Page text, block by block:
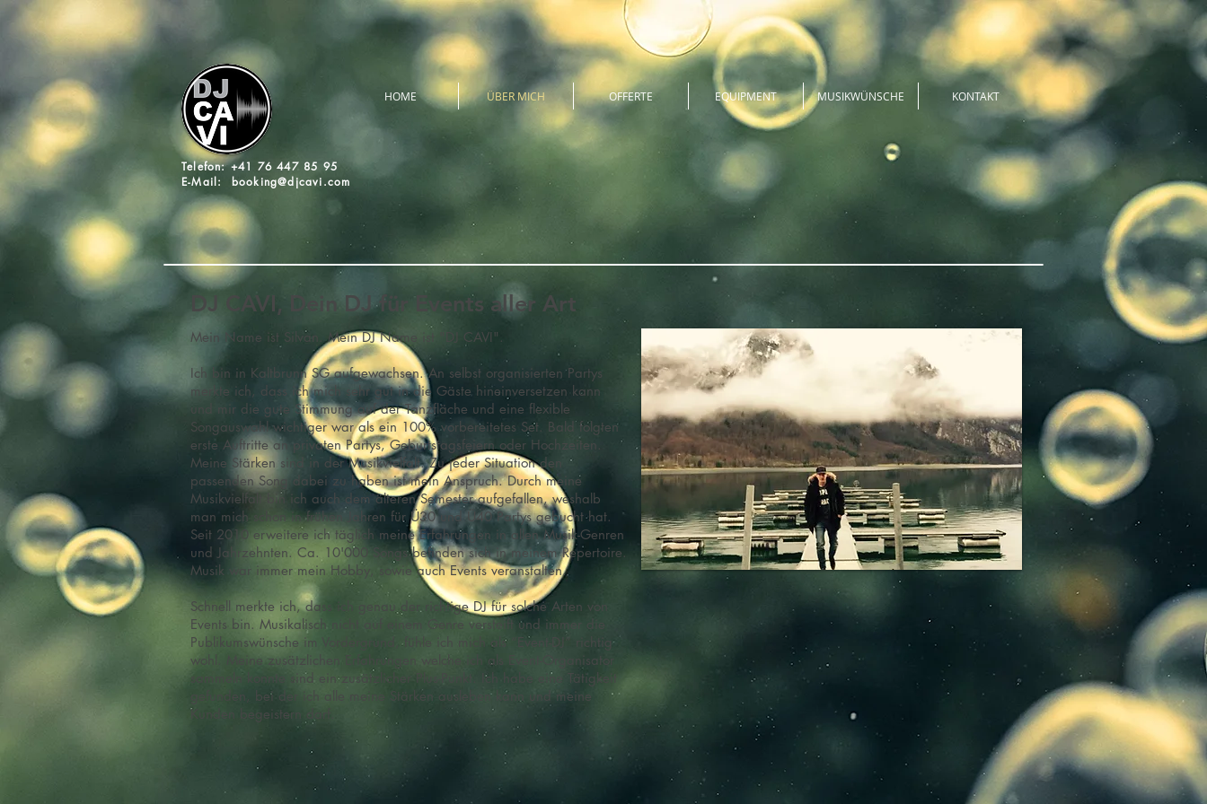
HOME ÜBER MICH OFFERTE EQUIPMENT MUSIKWÜNSCHE KONTAKT
Telefon: +41 76 447 85 95
E-Mail: booking@djcavi.com
DJ CAVI, Dein DJ für Events aller Art
Mein Name ist Silvan. Mein DJ Name ist "DJ CAVI".
Ich bin in Kaltbrunn SG aufgewachsen. An selbst organisierten Partys
merkte ich, dass ich mich sehr gut in die Gäste hineinversetzen kann
und mir die gute Stimmung auf der Tanzfläche und eine flexible
Songauswahl wichtiger war als ein 100% vorbereitetes Set. Bald folgten
erste Auftritte an privaten Partys, Geburtstagsfeiern oder Hochzeiten.
Meine Stärken sind in der Musikvielfalt. Zu jeder Situation den
passenden Song dabei zu haben ist mein Anspruch. Durch meine
Musikvielfalt bin ich auch dem älteren Semester aufgefallen, weshalb
man mich schon in frühen Jahren für Ü30 und Ü40 Partys gebucht hat.
Seit 2010 erweitere ich täglich meine Erfahrungen in allen Musik-Genren
und Jahrzehnten. Ca. 10'000 Songs befinden sich in meinem Repertoire.
Musik war immer mein Hobby, sowie auch Events veranstalten.
Schnell merkte ich, dass ich genau der richtige DJ für solche Arten von
Events bin. Musikalisch nicht auf einem Genre versteift und immer die
Publikumswünsche im Vordergrund, fühle ich mich als “Event-DJ” richtig
wohl. Meine zusätzlichen Erfahrungen welche ich als Event-Organisator
sammeln konnte sind ein zusätzlicher Plus-Punkt. Ich habe eine Tätigkeit
gefunden, bei der ich alle meine Stärken ausleben kann und meine
Kunden begeistern darf.